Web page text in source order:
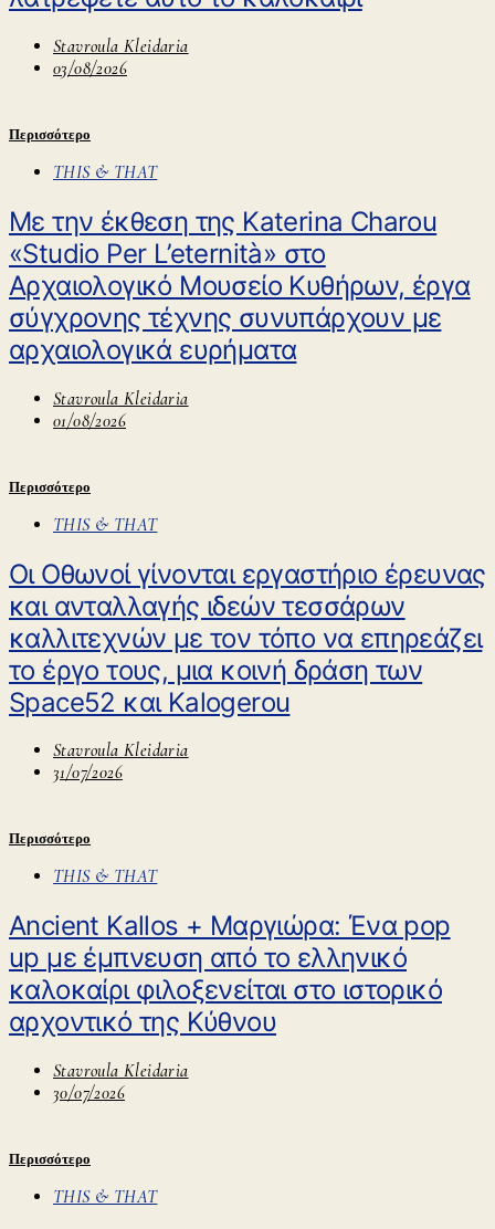
Stavroula Kleidaria
03/08/2026
Περισσότερο
THIS & THAT
Με την έκθεση της Katerina Charou
«Studio Per L’eternità» στο
Αρχαιολογικό Μουσείο Κυθήρων, έργα
σύγχρονης τέχνης συνυπάρχουν με
αρχαιολογικά ευρήματα
Stavroula Kleidaria
01/08/2026
Περισσότερο
THIS & THAT
Οι Οθωνοί γίνονται εργαστήριο έρευνας
και ανταλλαγής ιδεών τεσσάρων
καλλιτεχνών με τον τόπο να επηρεάζει
το έργο τους, μια κοινή δράση των
Space52 και Kalogerou
Stavroula Kleidaria
31/07/2026
Περισσότερο
THIS & THAT
Ancient Kallos + Μαργιώρα: Ένα pop
up με έμπνευση από το ελληνικό
καλοκαίρι φιλοξενείται στο ιστορικό
αρχοντικό της Κύθνου
Stavroula Kleidaria
30/07/2026
Περισσότερο
THIS & THAT